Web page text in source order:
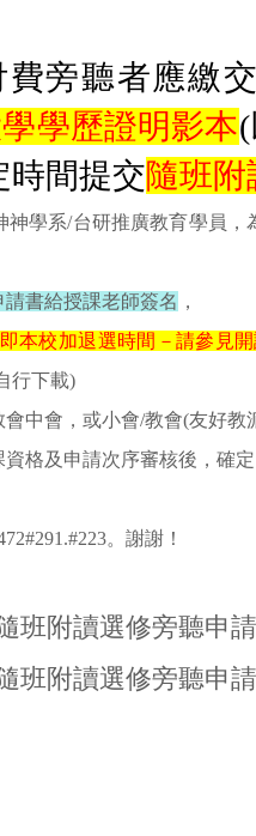
旁聽者應繳
學歷證明影本
時間提交隨班
神學系/台研推廣教育學員
書給授課老師簽名 ，
本校加退選時間－請參見
行下載)
中會，或小會/教會(友好教
格及申請次序審核後，確
。謝謝！
班附讀選修旁聽申
班附讀選修旁聽申